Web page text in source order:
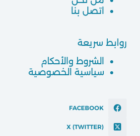
اتصل بنا
روابط سريعة
الشروط والأحكام
سياسية الخصوصية
FACEBOOK
X (TWITTER)